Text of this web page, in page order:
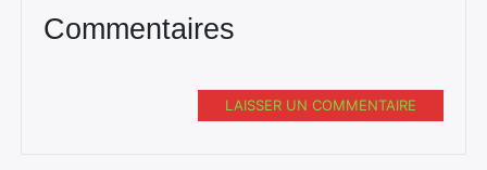
Commentaires
LAISSER UN COMMENTAIRE